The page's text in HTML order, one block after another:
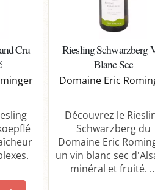
Cru
Riesling Schwarzberg
Blanc Sec
Domaine Eric
Découvrez le
Schwarzberg du
Domaine Eric
un vin blanc sec
minéral et fruité.